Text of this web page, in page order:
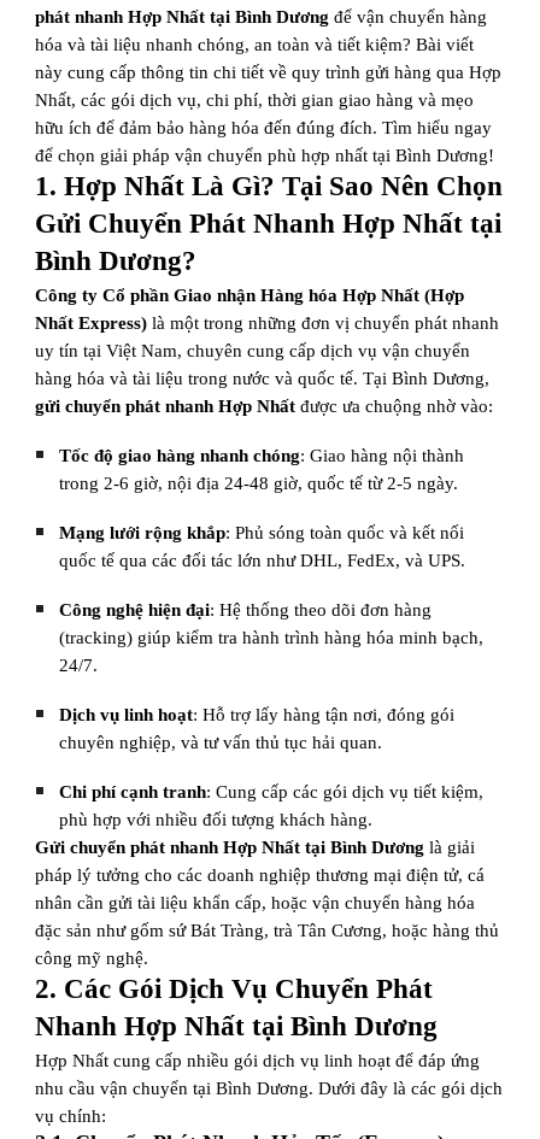
phát nhanh Hợp Nhất tại Bình Dương để vận chuyển hàng
hóa và tài liệu nhanh chóng, an toàn và tiết kiệm? Bài viết
này cung cấp thông tin chi tiết về quy trình gửi hàng qua Hợp
Nhất, các gói dịch vụ, chi phí, thời gian giao hàng và mẹo
hữu ích để đảm bảo hàng hóa đến đúng đích. Tìm hiểu ngay
để chọn giải pháp vận chuyển phù hợp nhất tại Bình Dương!
1. Hợp Nhất Là Gì? Tại Sao Nên Chọn
Gửi Chuyển Phát Nhanh Hợp Nhất tại
Bình Dương?
Công ty Cổ phần Giao nhận Hàng hóa Hợp Nhất (Hợp
Nhất Express) là một trong những đơn vị chuyển phát nhanh
uy tín tại Việt Nam, chuyên cung cấp dịch vụ vận chuyển
hàng hóa và tài liệu trong nước và quốc tế. Tại Bình Dương,
gửi chuyển phát nhanh Hợp Nhất được ưa chuộng nhờ vào:
Tốc độ giao hàng nhanh chóng: Giao hàng nội thành
trong 2-6 giờ, nội địa 24-48 giờ, quốc tế từ 2-5 ngày.
Mạng lưới rộng khắp: Phủ sóng toàn quốc và kết nối
quốc tế qua các đối tác lớn như DHL, FedEx, và UPS.
Công nghệ hiện đại: Hệ thống theo dõi đơn hàng
(tracking) giúp kiểm tra hành trình hàng hóa minh bạch,
24/7.
Dịch vụ linh hoạt: Hỗ trợ lấy hàng tận nơi, đóng gói
chuyên nghiệp, và tư vấn thủ tục hải quan.
Chi phí cạnh tranh: Cung cấp các gói dịch vụ tiết kiệm,
phù hợp với nhiều đối tượng khách hàng.
Gửi chuyển phát nhanh Hợp Nhất tại Bình Dương là giải
pháp lý tưởng cho các doanh nghiệp thương mại điện tử, cá
nhân cần gửi tài liệu khẩn cấp, hoặc vận chuyển hàng hóa
đặc sản như gốm sứ Bát Tràng, trà Tân Cương, hoặc hàng thủ
công mỹ nghệ.
2. Các Gói Dịch Vụ Chuyển Phát
Nhanh Hợp Nhất tại Bình Dương
Hợp Nhất cung cấp nhiều gói dịch vụ linh hoạt để đáp ứng
nhu cầu vận chuyển tại Bình Dương. Dưới đây là các gói dịch
vụ chính: